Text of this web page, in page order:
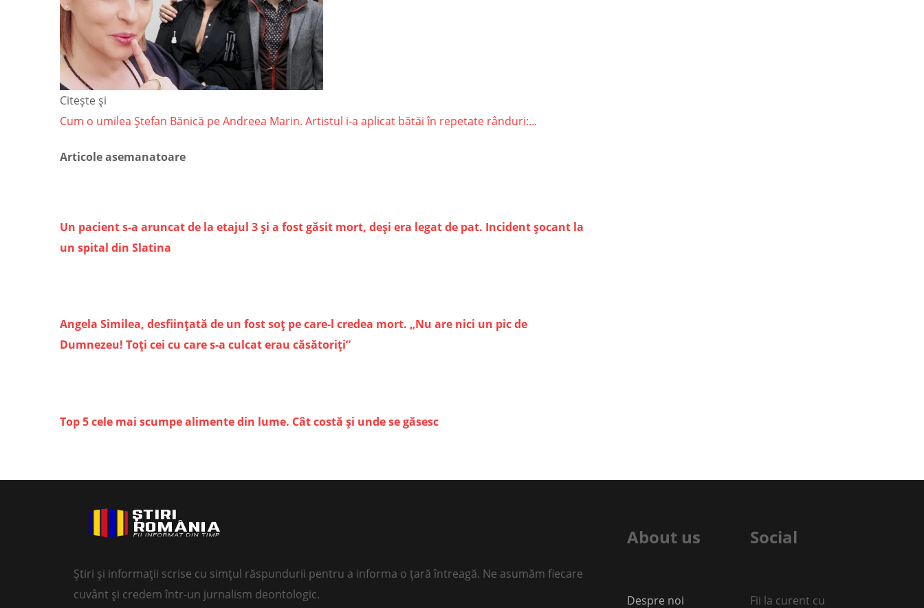
Citește și
Cum o umilea Ștefan Bănică pe Andreea Marin. Artistul i-a aplicat bătăi în repetate rânduri:...
Articole asemanatoare
Un pacient s-a aruncat de la etajul 3 şi a fost găsit mort, deşi era legat de pat. Incident şocant la
un spital din Slatina
Angela Similea, desfiinţată de un fost soţ pe care-l credea mort. „Nu are nici un pic de
Dumnezeu! Toţi cei cu care s-a culcat erau căsătoriţi”
Top 5 cele mai scumpe alimente din lume. Cât costă și unde se găsesc
Știri și informații scrise cu simțul răspundurii pentru a informa o țară întreagă. Ne asumăm fiecare
cuvânt și credem într-un jurnalism deontologic.
About us
Despre noi
Social
Fii la curent cu